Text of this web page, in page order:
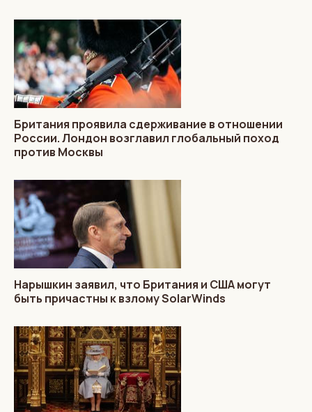
Британия проявила сдерживание в отношении
России. Лондон возглавил глобальный поход
против Москвы
Нарышкин заявил, что Британия и США могут
быть причастны к взлому SolarWinds